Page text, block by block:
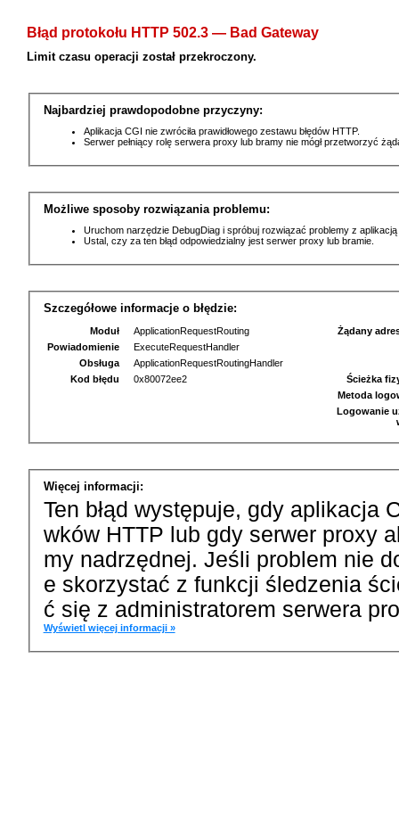
Błąd protokołu HTTP 502.3 — Bad Gateway
Limit czasu operacji został przekroczony.
Najbardziej prawdopodobne przyczyny:
Aplikacja CGI nie zwróciła prawidłowego zestawu błędów HTTP.
Serwer pełniący rolę serwera proxy lub bramy nie mógł przetworzyć
Możliwe sposoby rozwiązania problemu:
Uruchom narzędzie DebugDiag i spróbuj rozwiązać problemy z
Ustal, czy za ten błąd odpowiedzialny jest serwer proxy lub bramie.
Szczegółowe informacje o błędzie:
Moduł
ApplicationRequestRouting
Powiadomienie
ExecuteRequestHandler
Obsługa
ApplicationRequestRoutingHandler
Kod błędu
0x80072ee2
Żądany
Ścieżka
Metoda
Logowanie
Więcej informacji:
Ten błąd występuje, gdy aplikacja
wków HTTP lub gdy serwer proxy
my nadrzędnej. Jeśli problem nie
e skorzystać z funkcji śledzenia
ć się z administratorem serwera
Wyświetl więcej informacji »